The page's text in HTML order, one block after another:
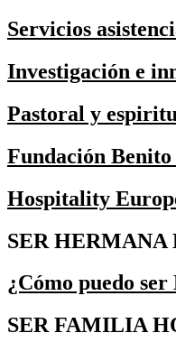
Servicios
Investigación e
Pastoral y
Fundación
Hospitality
SER
¿Cómo puedo
SER FAMILIA